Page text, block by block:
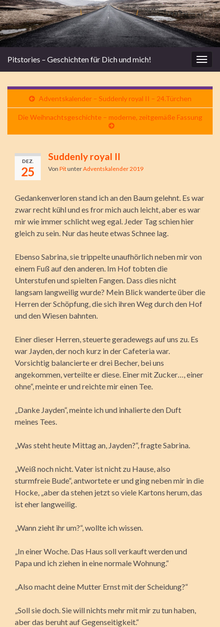
Pitstories – Geschichten für Dich und mich!
Adventskalender – Suddenly royal II – 24.Türchen
Die Weihnachtsgeschichte – moderne, zeitgemäße Fassung
DEZ.
25
Suddenly royal II
Von PitunterAdventskalender 2019
Gedankenverloren stand ich an den Baum gelehnt. Es war
zwar recht kühl und es fror mich auch leicht, aber es war
mir wie immer schlicht weg egal. Jeder Tag schien hier
gleich zu sein. Nur das heute etwas Schnee lag.
Ebenso Sabrina, sie trippelte unaufhörlich neben mir von
einem Fuß auf den anderen. Im Hof tobten die
Unterstufen und spielten Fangen. Dass dies nicht
langsam langweilig wurde? Mein Blick wanderte über die
Herren der Schöpfung, die sich ihren Weg durch den Hof
und den Wiesen bahnten.
Einer dieser Herren, steuerte geradewegs auf uns zu. Es
war Jayden, der noch kurz in der Cafeteria war.
Vorsichtig balancierte er drei Becher, bei uns
angekommen, verteilte er diese. Einer mit Zucker…, einer
ohne“, meinte er und reichte mir einen Tee.
„Danke Jayden“, meinte ich und inhalierte den Duft
meines Tees.
„Was steht heute Mittag an, Jayden?“, fragte Sabrina.
„Weiß noch nicht. Vater ist nicht zu Hause, also
sturmfreie Bude“, antwortete er und ging neben mir in die
Hocke, „aber da stehen jetzt so viele Kartons herum, das
ist eher langweilig.
„Wann zieht ihr um?“, wollte ich wissen.
„In einer Woche. Das Haus soll verkauft werden und
Papa und ich ziehen in eine normale Wohnung.“
„Also macht deine Mutter Ernst mit der Scheidung?“
„Soll sie doch. Sie will nichts mehr mit mir zu tun haben,
aber das beruht auf Gegenseitigkeit.“